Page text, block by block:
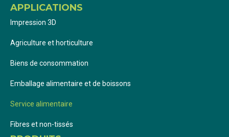
APPLICATIONS
Impression 3D
Agriculture et horticulture
Biens de consommation
Emballage alimentaire et de boissons
Service alimentaire
Fibres et non-tissés